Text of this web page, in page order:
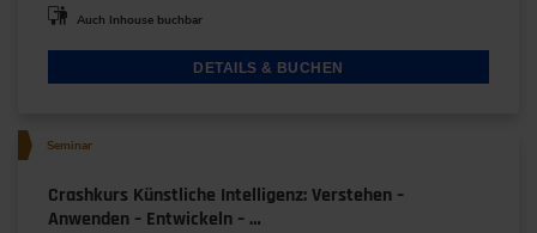
Auch Inhouse buchbar
DETAILS & BUCHEN
Seminar
Crashkurs Künstliche Intelligenz: Verstehen –
Anwenden – Entwickeln – …